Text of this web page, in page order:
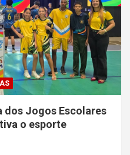
dos Jogos Escolares
o esporte